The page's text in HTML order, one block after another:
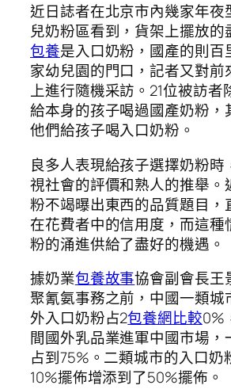
近日誌者在北京市內幾家年夜
兒奶粉區看到，貨架上擺放的
包養是入口奶粉，國產的則百
家幼兒園的門口，記者又對前
上進行隨機采訪。21位被訪者
給本身的孩子喝過國產奶粉，
他們給孩子喝入口奶粉。
良多人表現給孩子選擇奶粉時
視社會的評價和熟人的推舉。
粉不竭曝出東西的品質題目，
在花費者中的信用度，而這種
粉的涌進供給了盡好的機遇。
據奶業包養故事協會副會長王
聚氰氨事務之前，中國一類城
外入口奶粉占2包養網比較0%
間國外乳品業進軍中國市場，
占到75%。二類城市的入口奶
10%擺佈增添到了50%擺佈。